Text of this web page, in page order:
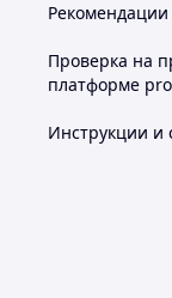
Проверка на
платформе
Инструкции и